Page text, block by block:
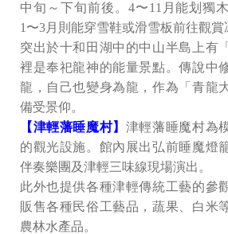
中旬～下旬前後。4〜11月能划獨
1〜3月則能穿雪鞋或滑雪板前往觀賞
突出於十和田湖中的中山半島上有
裡是奉祀龍神的能量景點。傳說中
龍，自己也變身為龍，作為「青龍
備受景仰。
【津輕藩睡魔村】 津輕藩睡魔村為
的觀光設施。館內展出弘前睡魔燈
伴奏樂團及津輕三味線現場演出。
此外也提供各種津輕傳統工藝的參
販售各種民俗工藝品，蔬果、白米
農林水產品。